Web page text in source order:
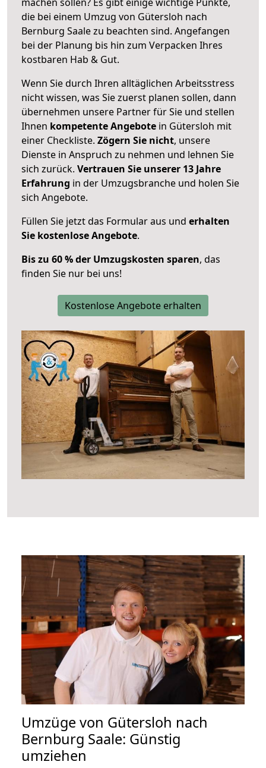
die bei einem Umzug von Gütersloh nach
Bernburg Saale zu beachten sind. Angefangen
bei der Planung bis hin zum Verpacken Ihres
kostbaren Hab & Gut.
Wenn Sie durch Ihren alltäglichen Arbeitsstress
nicht wissen, was Sie zuerst planen sollen, dann
übernehmen unsere Partner für Sie und stellen
Ihnen kompetente Angebote in Gütersloh mit
einer Checkliste. Zögern Sie nicht, unsere
Dienste in Anspruch zu nehmen und lehnen Sie
sich zurück. Vertrauen Sie unserer 13 Jahre
Erfahrung in der Umzugsbranche und holen Sie
sich Angebote.
Füllen Sie jetzt das Formular aus und erhalten
Sie kostenlose Angebote.
Bis zu 60 % der Umzugskosten sparen, das
finden Sie nur bei uns!
Kostenlose Angebote erhalten
Umzüge von Gütersloh nach
Bernburg Saale: Günstig
umziehen